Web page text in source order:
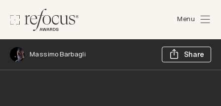
Menu
Massimo Barbagli Share